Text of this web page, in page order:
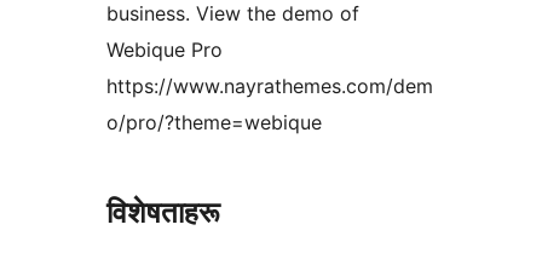
business. View the demo of
Webique Pro
https://www.nayrathemes.com/dem
o/pro/?theme=webique
विशेषताहरू